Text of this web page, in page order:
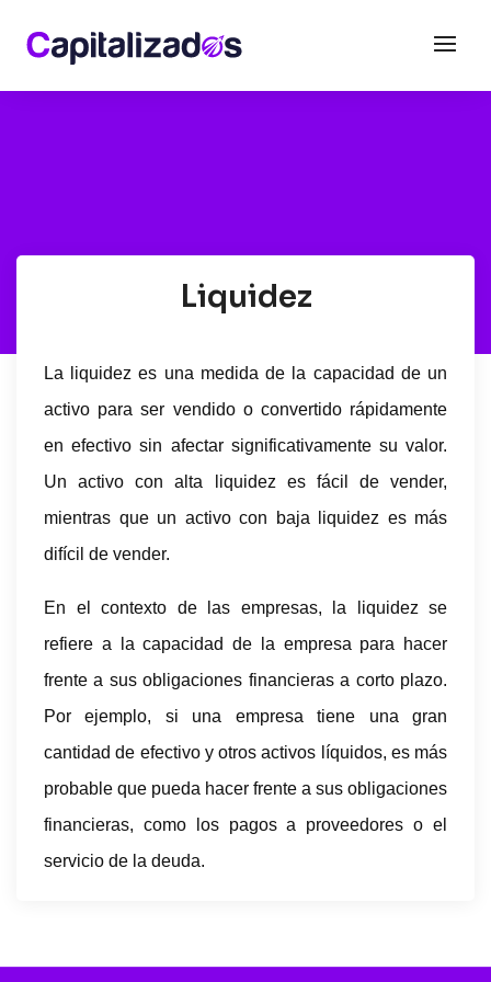
Liquidez
La liquidez es una medida de la capacidad de un
activo para ser vendido o convertido rápidamente
en efectivo sin afectar significativamente su valor.
Un activo con alta liquidez es fácil de vender,
mientras que un activo con baja liquidez es más
difícil de vender.
En el contexto de las empresas, la liquidez se
refiere a la capacidad de la empresa para hacer
frente a sus obligaciones financieras a corto plazo.
Por ejemplo, si una empresa tiene una gran
cantidad de efectivo y otros activos líquidos, es más
probable que pueda hacer frente a sus obligaciones
financieras, como los pagos a proveedores o el
servicio de la deuda.